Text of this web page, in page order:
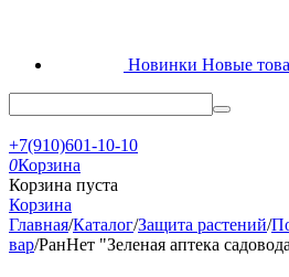
Новинки Новые
+7(910)601-10-10
0Корзина
Корзина пуста
Корзина
Главная/Каталог/Защита растений/
вар/РанНет "Зеленая аптека